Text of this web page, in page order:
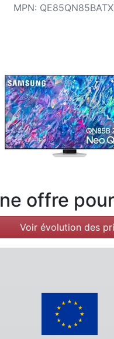
MPN:
offre
Voir évolution des